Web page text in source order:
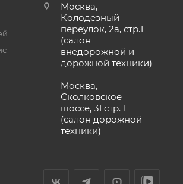
Москва,
Колодезный
переулок, 2а, стр.1
(салон
внедорожной и
дорожной техники)
Москва,
Сколковское
шоссе, 31 стр. 1
(салон дорожной
техники)